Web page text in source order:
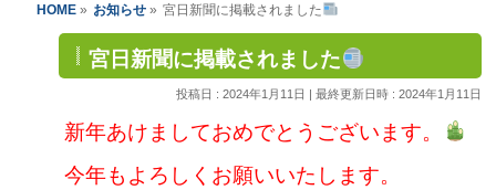
HOME » お知らせ » 宮日新聞に掲載されました
宮日新聞に掲載されました
投稿日 : 2024年1月11日 最終更新日時 : 2024年1月11日
新年あけましておめでとうございます。
今年もよろしくお願いいたします。